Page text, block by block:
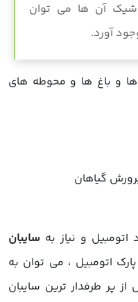
آن ها می توان
آورد.
ها و باغ ها و محوطه های
گیاهان
اتومبیل و نیاز به سایبان
اتومبیل ، می توان به
پر طرفدار ترین سایبان